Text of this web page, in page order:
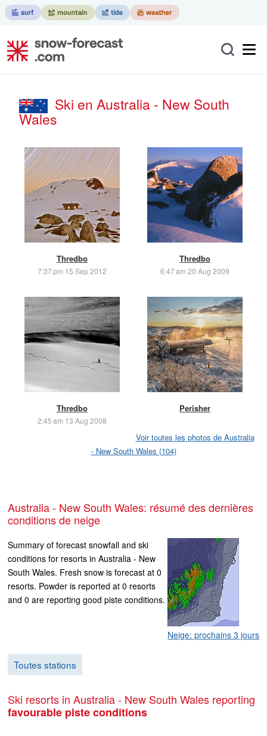
Ski en Australia - New South
Wales
Thredbo
7:37 pm 15 Sep 2012
Thredbo
6:47 am 20 Aug 2009
Thredbo
2:45 am 13 Aug 2008
Perisher
Voir toutes les photos de Australia
- New South Wales (104)
Australia - New South Wales: résumé des dernières
conditions de neige
Neige: prochains 3 jours
Summary of forecast snowfall and ski
conditions for resorts in Australia - New
South Wales. Fresh snow is forecast at 0
resorts. Powder is reported at 0 resorts
and 0 are reporting good piste conditions.
Toutes stations
Ski resorts in Australia - New South Wales reporting
favourable piste conditions